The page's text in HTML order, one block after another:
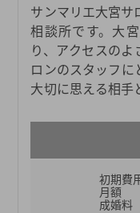
サンマリエ大宮サ
相談所です。大
り、アクセスの
ロンのスタッフに
大切に思える相手
経験に関わらず誰
宮エリアでの婚
んでみてください
初期費
月額
成婚料